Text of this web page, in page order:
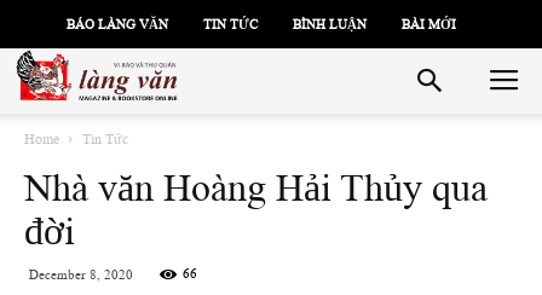
BÁO LÀNG VĂN TIN TỨC BÌNH LUẬN BÀI MỚI
Home Tin Tức
Nhà văn Hoàng Hải Thủy qua
đời
December 8, 2020 66